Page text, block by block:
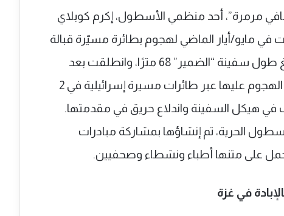
مرمرة”، أحد منظمي الأسطول، إكرم كوبلاي
في مايو/أيار الماضي لهجوم بطائرة مسيّرة قبالة
مالطا، أثناء استعدادها للإبحار إلى غزة.ويبلغ طول سفينة “الضمير” 68 مترًا، وانطلقت بعد
خضوعها للإصلاحات والصيانة اللازمة بعد الهجوم عليها عبر طائرات مسيرة إسرائيلية في 2
في هيكل السفينة واندلاع حريق في مقدمتها.
الحرية، تم إنشاؤها بمشاركة مبادرات
على متنها أطباء ونشطاء وصحفيين.
في غزة